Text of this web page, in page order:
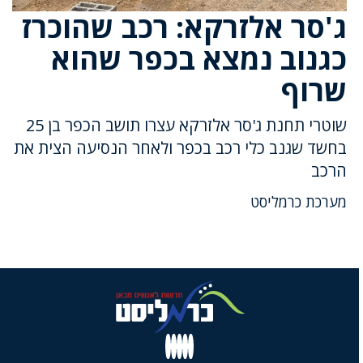
ג'סר אלזרקא: רכב שהוכרז
כגנוב נמצא בכפר שהוא
שרוף
שוטרי תחנת ג'סר אלזרקא עצרו תושב הכפר בן 25
בחשד שגנב כלי רכב בכפר ולאחר הנסיעה הצית את
הרכב
מערכת כרמליסט